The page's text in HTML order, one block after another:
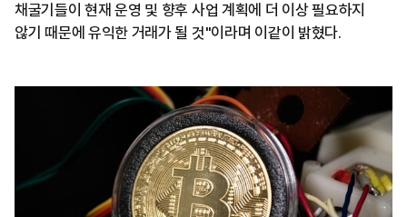
채굴기들이 현재 운영 및 향후 사업 계획에 더 이상 필요하지
않기 때문에 유익한 거래가 될 것"이라며 이같이 밝혔다.